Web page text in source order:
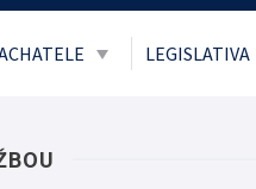
LEGISLATIVA